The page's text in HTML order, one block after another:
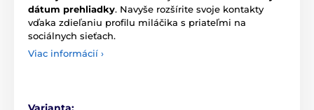
dátum prehliadky. Navyše rozšírite svoje kontakty
vďaka zdieľaniu profilu miláčika s priateľmi na
sociálnych sieťach.
Viac informácií ›